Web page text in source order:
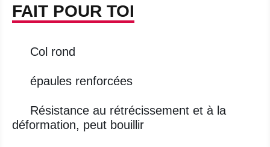
FAIT POUR TOI
Col rond
épaules renforcées
Résistance au rétrécissement et à la
déformation, peut bouillir